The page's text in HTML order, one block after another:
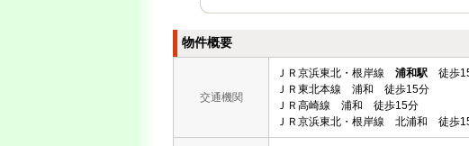
物件概要
交通機関
ＪＲ京浜東北・根岸線 浦和駅 徒歩
ＪＲ東北本線 浦和 徒歩15分
ＪＲ高崎線 浦和 徒歩15分
ＪＲ京浜東北・根岸線 北浦和 徒歩